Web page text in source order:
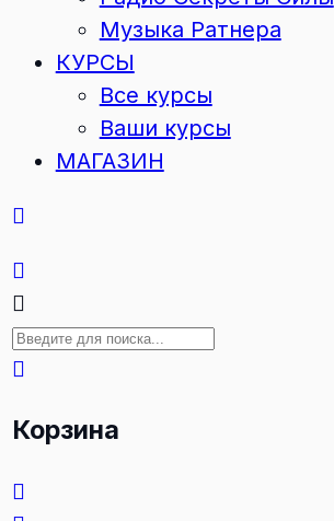
Музыка Ратнера
КУРСЫ
Все курсы
Ваши курсы
МАГАЗИН
Корзина